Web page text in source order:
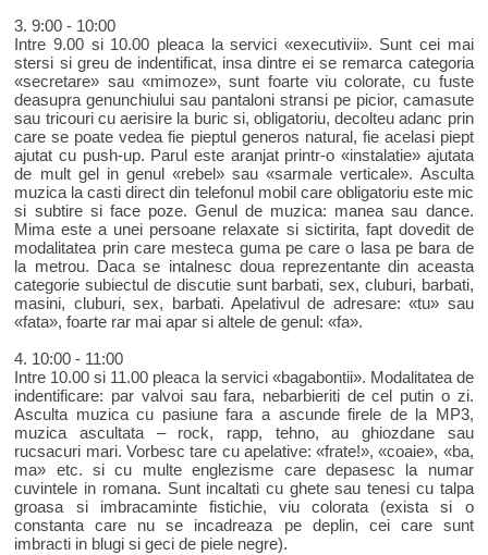
3. 9:00 - 10:00
Intre 9.00 si 10.00 pleaca la servici «executivii». Sunt cei mai
stersi si greu de indentificat, insa dintre ei se remarca categoria
«secretare» sau «mimoze», sunt foarte viu colorate, cu fuste
deasupra genunchiului sau pantaloni stransi pe picior, camasute
sau tricouri cu aerisire la buric si, obligatoriu, decolteu adanc prin
care se poate vedea fie pieptul generos natural, fie acelasi piept
ajutat cu push-up. Parul este aranjat printr-o «instalatie» ajutata
de mult gel in genul «rebel» sau «sarmale verticale». Asculta
muzica la casti direct din telefonul mobil care obligatoriu este mic
si subtire si face poze. Genul de muzica: manea sau dance.
Mima este a unei persoane relaxate si sictirita, fapt dovedit de
modalitatea prin care mesteca guma pe care o lasa pe bara de
la metrou. Daca se intalnesc doua reprezentante din aceasta
categorie subiectul de discutie sunt barbati, sex, cluburi, barbati,
masini, cluburi, sex, barbati. Apelativul de adresare: «tu» sau
«fata», foarte rar mai apar si altele de genul: «fa».
4. 10:00 - 11:00
Intre 10.00 si 11.00 pleaca la servici «bagabontii». Modalitatea de
indentificare: par valvoi sau fara, nebarbieriti de cel putin o zi.
Asculta muzica cu pasiune fara a ascunde firele de la MP3,
muzica ascultata – rock, rapp, tehno, au ghiozdane sau
rucsacuri mari. Vorbesc tare cu apelative: «frate!», «coaie», «ba,
ma» etc. si cu multe englezisme care depasesc la numar
cuvintele in romana. Sunt incaltati cu ghete sau tenesi cu talpa
groasa si imbracaminte fistichie, viu colorata (exista si o
constanta care nu se incadreaza pe deplin, cei care sunt
imbracti in blugi si geci de piele negre).